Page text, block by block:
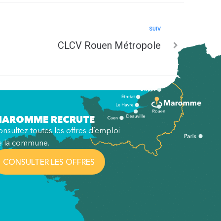
SUIV
CLCV Rouen Métropole
RECRUTE
toutes les offres d’emploi
la commune.
CONSULTER LES OFFRES